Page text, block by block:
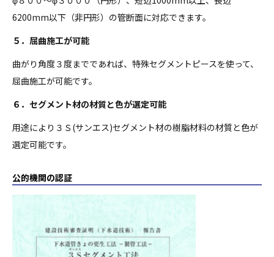
6200mm以下（非円形）の管断面に対応できます。
５．屈曲施工が可能
曲がり角度３度までであれば、特殊セグメントピースを使って、
屈曲施工が可能です。
６．セグメント材の材質と色が選定可能
用途により３Ｓ(サンエス)セグメント材の樹脂材料の材質と色が
選定可能です。
公的機関の認証